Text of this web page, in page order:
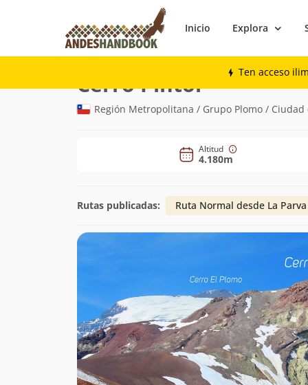
Inicio Explora
Ten acceso
Montaña
Cerro Pintor (4.180m)
Región Metropolitana / Grupo Plomo / Ciudad
Altitud
4.180m
Rutas publicadas: Ruta Normal desde La Parva